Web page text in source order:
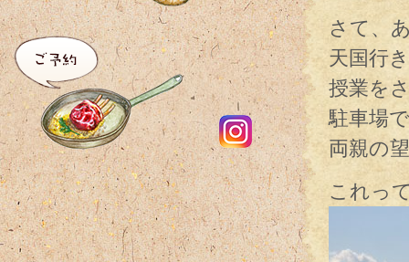
さて、
天国行
授業を
駐車場
両親の
これっ